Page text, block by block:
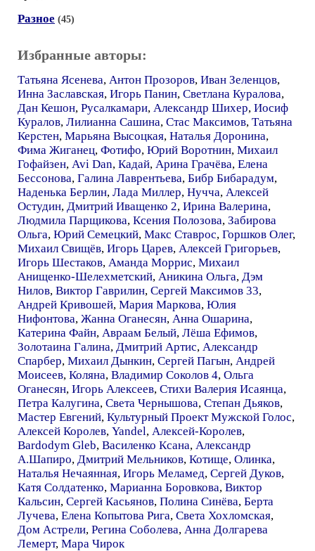
Разное (45)
Избранные авторы:
Татьяна Ясенева, Антон Прозоров, Иван Зеленцов,
Инна Заславская, Игорь Панин, Светлана Куралова,
Дан Кешон, Русалкамари, Александр Шихер, Иосиф
Куралов, Лилианна Сашина, Стас Максимов, Татьяна
Керстен, Марьяна Высоцкая, Наталья Доронина,
Фима Жиганец, Фотифо, Юрий Воротнин, Михаил
Гофайзен, Avi Dan, Кадай, Арина Грачёва, Елена
Бессонова, Галина Лаврентьева, Бибр Бибарадум,
Наденька Берлин, Лада Миллер, Нучча, Алексей
Остудин, Дмитрий Иващенко 2, Ирина Валерина,
Людмила Парщикова, Ксения Полозова, Забирова
Ольга, Юрий Семецкий, Макс Ставрос, Горшков Олег,
Михаил Свищёв, Игорь Царев, Алексей Григорьев,
Игорь Шестаков, Аманда Моррис, Михаил
Анищенко-Шелехметский, Аникина Ольга, Дэм
Нилов, Виктор Гаврилин, Сергей Максимов 33,
Андрей Кривошей, Мария Маркова, Юлия
Нифонтова, Жанна Оганесян, Анна Ошарина,
Катерина Файн, Авраам Белый, Лёша Ефимов,
Золотаина Галина, Дмитрий Артис, Александр
Спарбер, Михаил Дынкин, Сергей Пагын, Андрей
Моисеев, Коляна, Владимир Соколов 4, Ольга
Оганесян, Игорь Алексеев, Стихи Валерия Исаянца,
Петра Калугина, Света Чернышова, Степан Дьяков,
Мастер Евгений, Культурный Проект Мужской Голос,
Алексей Королев, Yandel, Алексей-Королев,
Bardodym Gleb, Василенко Ксана, Александр
А.Шапиро, Дмитрий Мельников, Котище, Олинка,
Наталья Нечаянная, Игорь Меламед, Сергей Дуков,
Катя Солдатенко, Марианна Боровкова, Виктор
Кальсин, Сергей Касьянов, Полина Синёва, Берта
Лучева, Елена Копытова Рига, Света Хохломская,
Дом Астрели, Регина Соболева, Анна Долгарева
Лемерт, Мара Чирок